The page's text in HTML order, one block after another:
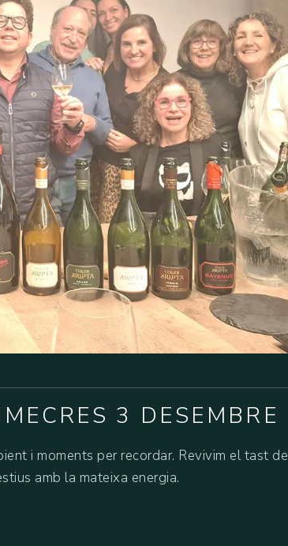
3 DESEMBRE
i moments per recordar. Revivim el tast de
amb la mateixa energia.